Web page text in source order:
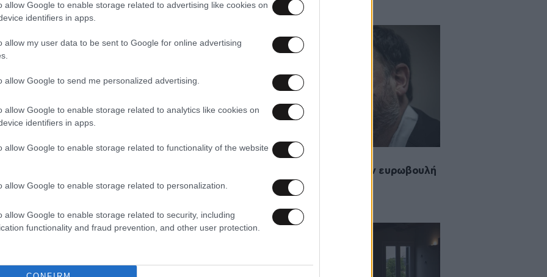
allow Google to enable storage related to advertising like cookies on
identifiers in apps.
allow my user data to be sent to Google for online advertising
allow Google to send me personalized advertising.
allow Google to enable storage related to analytics like cookies on
identifiers in apps.
allow Google to enable storage related to functionality of the website
allow Google to enable storage related to personalization.
allow Google to enable storage related to security, including
functionality and fraud prevention, and other user protection.
εργοστάσιο χημικών στην Ισπανία
11·01·2020 07:09
Έχασε την έδρα του στην ευρωβουλή
ο Οριόλ Ζουνκέρας